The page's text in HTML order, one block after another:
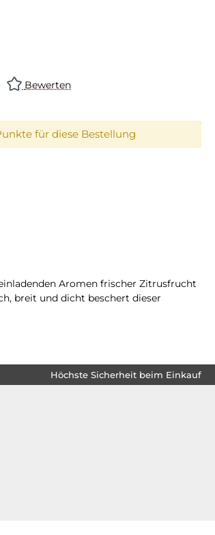
Bewerten
für diese Bestellung
Aromen frischer Zitrusfrucht
breit und dicht beschert dieser
Höchste Sicherheit beim Einkauf